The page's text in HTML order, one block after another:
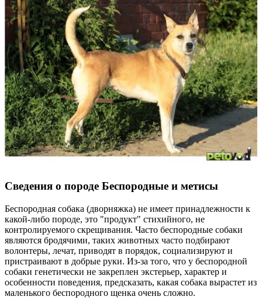
Сведения о породе Бeспородные и метисы
Беспородная собака (дворняжка) не имеет принадлежности к
какой-либо породе, это "продукт" стихийного, не
контролируемого скрещивания. Часто беспородные собаки
являются бродячими, таких животных часто подбирают
волонтеры, лечат, приводят в порядок, социализируют и
пристраивают в добрые руки. Из-за того, что у беспородной
собаки генетически не закреплен экстерьер, характер и
особенности поведения, предсказать, какая собака вырастет из
маленького беспородного щенка очень сложно.